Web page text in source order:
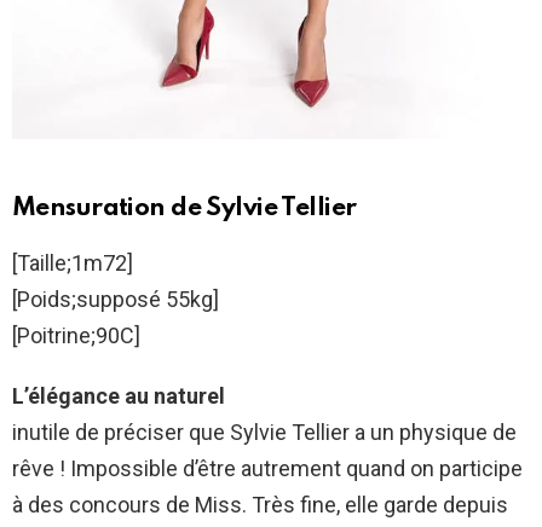
Mensuration de Sylvie Tellier
[Taille;1m72]
[Poids;supposé 55kg]
[Poitrine;90C]
L’élégance au naturel
inutile de préciser que Sylvie Tellier a un physique de
rêve ! Impossible d’être autrement quand on participe
à des concours de Miss. Très fine, elle garde depuis